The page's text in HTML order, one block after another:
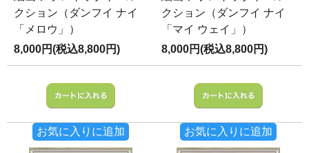
クション（ダンフイ ナイ
「メロウ」）
8,000円(税込8,800円)
お気に入りに追加
クション（ダンフイ ナイ
「マイ ウェイ」）
8,000円(税込8,800円)
お気に入りに追加